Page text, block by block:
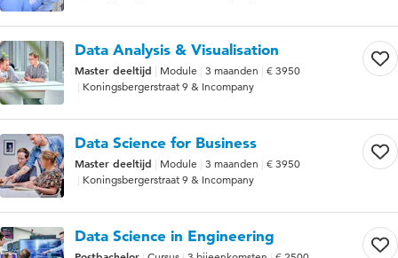
Data Analysis & Visualisation
Master deeltijd Module 3 maanden
€ 3950
Koningsbergerstraat 9 & Incompany
Data Science for Business
Master deeltijd Module 3 maanden
€ 3950
Koningsbergerstraat 9 & Incompany
Data Science in Engineering